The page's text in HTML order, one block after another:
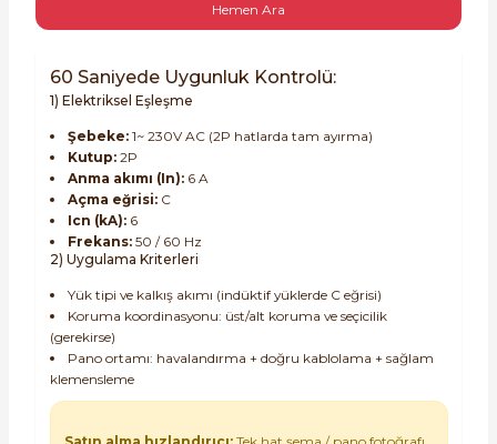
Hemen Ara
60 Saniyede Uygunluk Kontrolü:
1) Elektriksel Eşleşme
Şebeke: 1~ 230V AC (2P hatlarda tam ayırma)
Kutup: 2P
Anma akımı (In): 6 A
Açma eğrisi: C
Icn (kA): 6
Frekans: 50 / 60 Hz
2) Uygulama Kriterleri
Yük tipi ve kalkış akımı (indüktif yüklerde C eğrisi)
Koruma koordinasyonu: üst/alt koruma ve seçicilik
(gerekirse)
Pano ortamı: havalandırma + doğru kablolama + sağlam
klemensleme